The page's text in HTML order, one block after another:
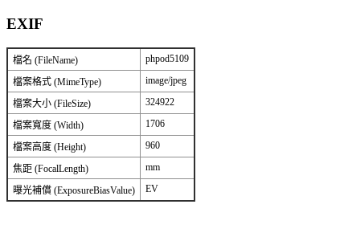
EXIF
檔名 (FileName) phpod5109
檔案格式 (MimeType) image/jpeg
檔案大小 (FileSize) 324922
檔案寬度 (Width) 1706
檔案高度 (Height) 960
焦距 (FocalLength) mm
曝光補償 (ExposureBiasValue) EV